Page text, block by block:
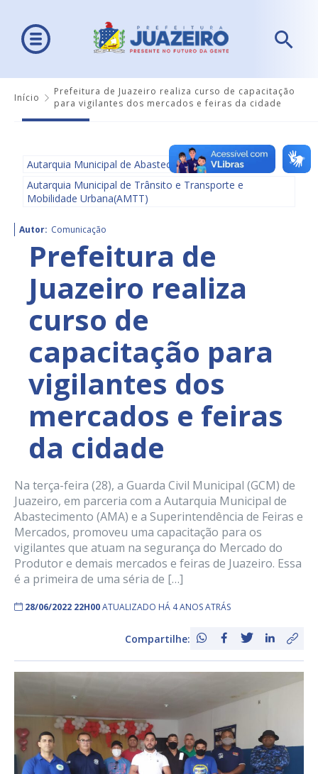
Início
Prefeitura de Juazeiro realiza curso de capacitação
para vigilantes dos mercados e feiras da cidade
Autarquia Municipal de Abastecimento - AMA
Autarquia Municipal de Trânsito e Transporte e
Mobilidade Urbana(AMTT)
Autor: Comunicação
Prefeitura de
Juazeiro realiza
curso de
capacitação para
vigilantes dos
mercados e feiras
da cidade
Na terça-feira (28), a Guarda Civil Municipal (GCM) de
Juazeiro, em parceria com a Autarquia Municipal de
Abastecimento (AMA) e a Superintendência de Feiras e
Mercados, promoveu uma capacitação para os
vigilantes que atuam na segurança do Mercado do
Produtor e demais mercados e feiras de Juazeiro. Essa
é a primeira de uma séria de […]
28/06/2022 22H00ATUALIZADO HÁ 4 ANOS ATRÁS
Compartilhe: